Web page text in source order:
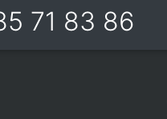
71 83 86